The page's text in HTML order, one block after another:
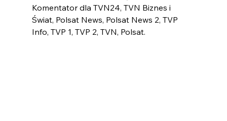
Komentator dla TVN24, TVN Biznes i
Świat, Polsat News, Polsat News 2, TVP
Info, TVP 1, TVP 2, TVN, Polsat.